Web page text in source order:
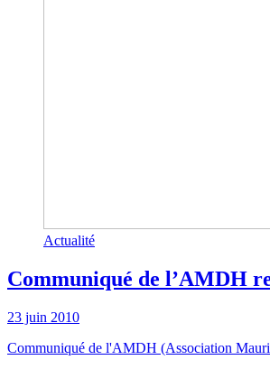
Actualité
Communiqué de l’AMDH
23 juin 2010
Communiqué de l'AMDH (Association